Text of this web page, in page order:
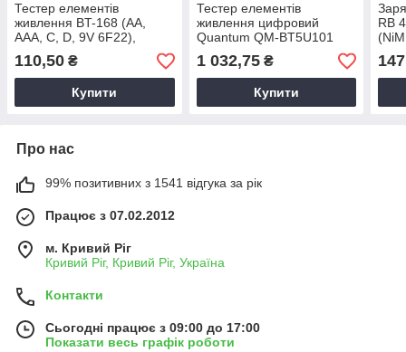
Тестер елементів
живлення BT-168 (AA,
AAA, C, D, 9V 6F22),
вимірювач заряду
батарейок
110,50 ₴
Купити
Тестер елементів
живлення цифровий
Quantum QM-BT5U101
(універсальний), прилад
для перевірки батарей
1 032,75₴
Купити
RB
Про нас
99% позитивних з 1541 відгука за рік
Працює з 07.02.2012
м. Кривий Ріг
Кривий Ріг, Кривий Ріг, Україна
Контакти
Сьогодні працює з 09:00 до 17:00
Показати весь графік роботи